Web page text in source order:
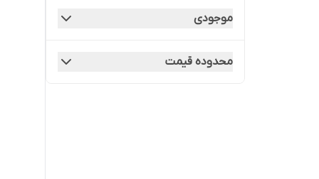
kantex
موجودی
محدوده قیمت